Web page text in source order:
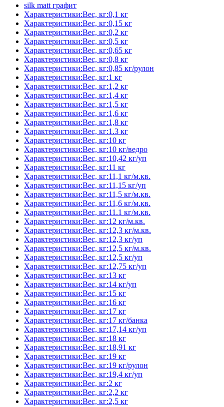
silk matt графит
Характеристики:Вес, кг:0,1 кг
Характеристики:Вес, кг:0,15 кг
Характеристики:Вес, кг:0,2 кг
Характеристики:Вес, кг:0,5 кг
Характеристики:Вес, кг:0,65 кг
Характеристики:Вес, кг:0,8 кг
Характеристики:Вес, кг:0,85 кг/рулон
Характеристики:Вес, кг:1 кг
Характеристики:Вес, кг:1,2 кг
Характеристики:Вес, кг:1,4 кг
Характеристики:Вес, кг:1,5 кг
Характеристики:Вес, кг:1,6 кг
Характеристики:Вес, кг:1,8 кг
Характеристики:Вес, кг:1.3 кг
Характеристики:Вес, кг:10 кг
Характеристики:Вес, кг:10 кг/ведро
Характеристики:Вес, кг:10,42 кг/уп
Характеристики:Вес, кг:11 кг
Характеристики:Вес, кг:11,1 кг/м.кв.
Характеристики:Вес, кг:11,15 кг/уп
Характеристики:Вес, кг:11,5 кг/м.кв.
Характеристики:Вес, кг:11,6 кг/м.кв.
Характеристики:Вес, кг:11.1 кг/м.кв.
Характеристики:Вес, кг:12 кг/м.кв.
Характеристики:Вес, кг:12,3 кг/м.кв.
Характеристики:Вес, кг:12,3 кг/уп
Характеристики:Вес, кг:12,5 кг/м.кв.
Характеристики:Вес, кг:12,5 кг/уп
Характеристики:Вес, кг:12,75 кг/уп
Характеристики:Вес, кг:13 кг
Характеристики:Вес, кг:14 кг/уп
Характеристики:Вес, кг:15 кг
Характеристики:Вес, кг:16 кг
Характеристики:Вес, кг:17 кг
Характеристики:Вес, кг:17 кг/банка
Характеристики:Вес, кг:17,14 кг/уп
Характеристики:Вес, кг:18 кг
Характеристики:Вес, кг:18,91 кг
Характеристики:Вес, кг:19 кг
Характеристики:Вес, кг:19 кг/рулон
Характеристики:Вес, кг:19,4 кг/уп
Характеристики:Вес, кг:2 кг
Характеристики:Вес, кг:2,2 кг
Характеристики:Вес, кг:2,5 кг